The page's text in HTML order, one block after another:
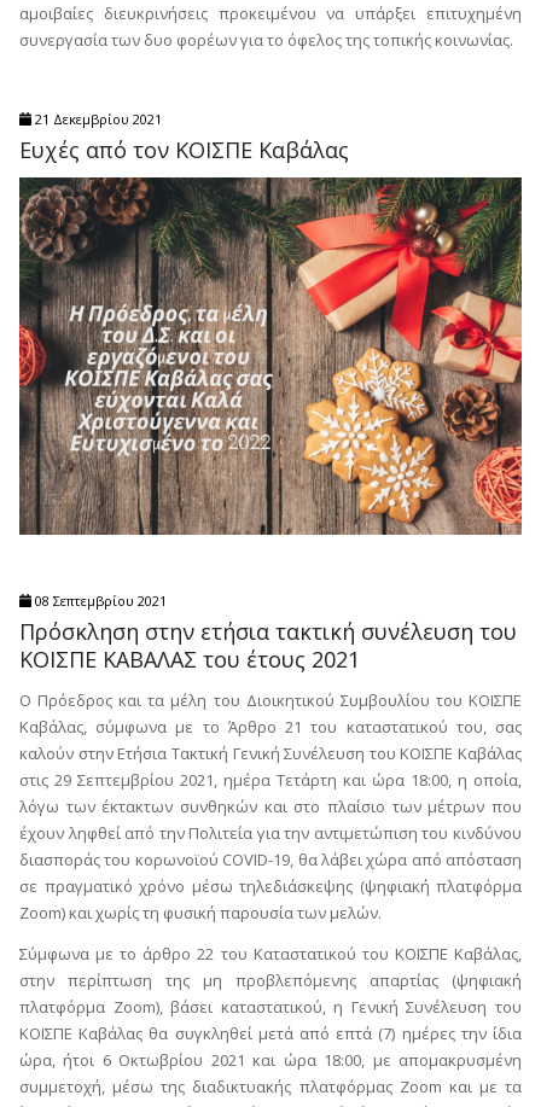
αμοιβαίες διευκρινήσεις προκειμένου να υπάρξει επιτυχημένη
συνεργασία των δυο φορέων για το όφελος της τοπικής κοινωνίας.
21 Δεκεμβρίου 2021
Ευχές από τον ΚΟΙΣΠΕ Καβάλας
08 Σεπτεμβρίου 2021
Πρόσκληση στην ετήσια τακτική συνέλευση του
ΚΟΙΣΠΕ ΚΑΒΑΛΑΣ του έτους 2021
Ο Πρόεδρος και τα μέλη του Διοικητικού Συμβουλίου του ΚΟΙΣΠΕ
Καβάλας, σύμφωνα με το Άρθρο 21 του καταστατικού του, σας
καλούν στην Ετήσια Τακτική Γενική Συνέλευση του ΚΟΙΣΠΕ Καβάλας
στις 29 Σεπτεμβρίου 2021, ημέρα Τετάρτη και ώρα 18:00, η οποία,
λόγω των έκτακτων συνθηκών και στο πλαίσιο των μέτρων που
έχουν ληφθεί από την Πολιτεία για την αντιμετώπιση του κινδύνου
διασποράς του κορωνοϊού COVID-19, θα λάβει χώρα από απόσταση
σε πραγματικό χρόνο μέσω τηλεδιάσκεψης (ψηφιακή πλατφόρμα
Zoom) και χωρίς τη φυσική παρουσία των μελών.
Σύμφωνα με το άρθρο 22 του Καταστατικού του ΚΟΙΣΠΕ Καβάλας,
στην περίπτωση της μη προβλεπόμενης απαρτίας (ψηφιακή
πλατφόρμα Zoom), βάσει καταστατικού, η Γενική Συνέλευση του
ΚΟΙΣΠΕ Καβάλας θα συγκληθεί μετά από επτά (7) ημέρες την ίδια
ώρα, ήτοι 6 Οκτωβρίου 2021 και ώρα 18:00, με απομακρυσμένη
συμμετοχή, μέσω της διαδικτυακής πλατφόρμας Ζoom και με τα